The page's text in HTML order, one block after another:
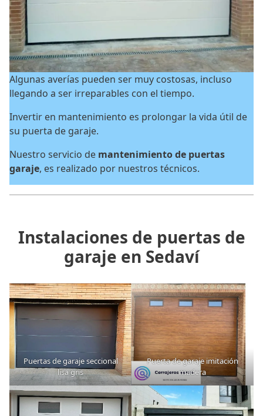
Algunas averías pueden ser muy costosas, incluso
llegando a ser irreparables con el tiempo.
Invertir en mantenimiento es prolongar la vida útil de
su puerta de garaje.
Nuestro servicio de mantenimiento de puertas
garaje, es realizado por nuestros técnicos.
Instalaciones de puertas de
garaje en Sedaví
Puertas de garaje seccional
lisa gris
Puerta de garaje imitación
madera